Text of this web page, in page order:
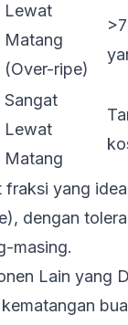
Lewat
Matang
(Over-ripe)
Sangat
Lewat
Matang
fraksi yang
dengan
masing.
Lain yang